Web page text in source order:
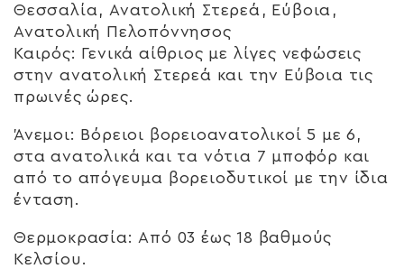
Θεσσαλία, Ανατολική Στερεά, Εύβοια,
Ανατολική Πελοπόννησος
Καιρός: Γενικά αίθριος με λίγες νεφώσεις
στην ανατολική Στερεά και την Εύβοια τις
πρωινές ώρες.
Άνεμοι: Βόρειοι βορειοανατολικοί 5 με 6,
στα ανατολικά και τα νότια 7 μποφόρ και
από το απόγευμα βορειοδυτικοί με την ίδια
ένταση.
Θερμοκρασία: Από 03 έως 18 βαθμούς
Κελσίου.